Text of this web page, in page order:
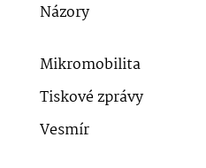
Názory
Mikromobilita
Tiskové zprávy
Vesmír